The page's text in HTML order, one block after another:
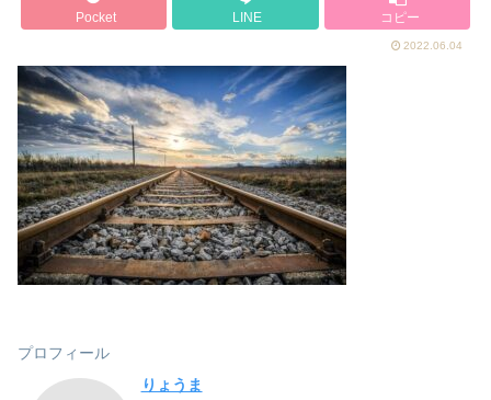
Pocket LINE コピー
2022.06.04
プロフィール
りょうま